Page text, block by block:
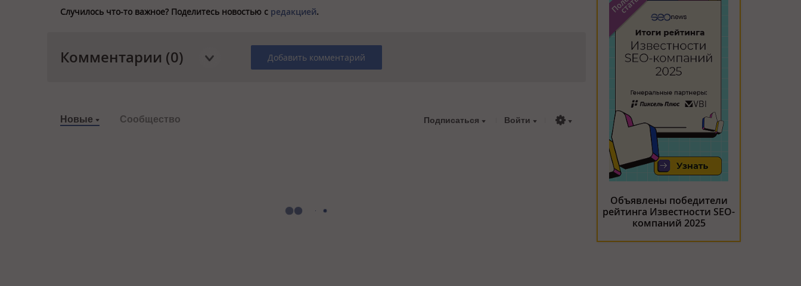
Случилось что-то важное? Поделитесь новостью с редакцией.
Комментарии (0) Добавить комментарий
Новые Сообщество Подписаться Войти
Объявлены победители
рейтинга Известности SEO-
компаний 2025